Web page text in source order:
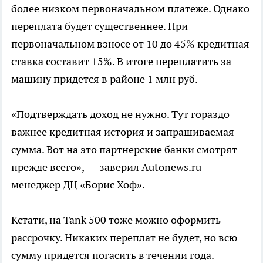
более низком первоначальном платеже. Однако
переплата будет существеннее. При
первоначальном взносе от 10 до 45% кредитная
ставка составит 15%. В итоге переплатить за
машину придется в районе 1 млн руб.
«Подтверждать доход не нужно. Тут гораздо
важнее кредитная история и запрашиваемая
сумма. Вот на это партнерские банки смотрят
прежде всего», — заверил Autonews.ru
менеджер ДЦ «Борис Хоф».
Кстати, на Tank 500 тоже можно оформить
рассрочку. Никаких переплат не будет, но всю
сумму придется погасить в течении года.